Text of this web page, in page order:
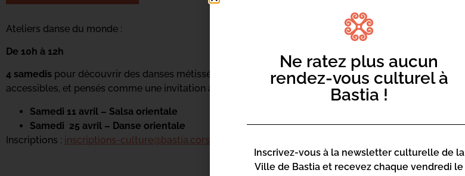
Ateliers danse du monde :
De 10h à 12h
4 samedis pour découvrir des danses métissées, vibrantes et festives, des ateliers conviviaux,
accessibles, et pensés comme une invitation au voyage.
Samedi 11 avril – Salsa orientale
Samedi 25 avril – Danse orientale
Inscriptions : inscriptions-culture@bastia.corsica
Ne ratez plus aucun
rendez-vous culturel à
Bastia !
Inscrivez-vous à la newsletter culturelle de la
Ville de Bastia et recevez chaque vendredi le